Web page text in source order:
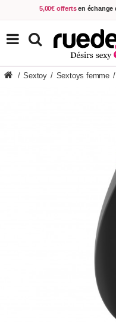
5,00€ offerts en échange
au prix
TOUS NOS
/ Sextoy / Sextoys femme /